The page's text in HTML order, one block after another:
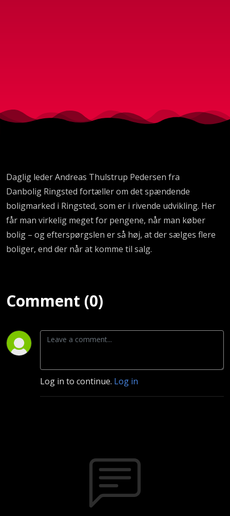
Daglig leder Andreas Thulstrup Pedersen fra
Danbolig Ringsted fortæller om det spændende
boligmarked i Ringsted, som er i rivende udvikling. Her
får man virkelig meget for pengene, når man køber
bolig – og efterspørgslen er så høj, at der sælges flere
boliger, end der når at komme til salg.
Comment (0)
Log in to continue. Log in